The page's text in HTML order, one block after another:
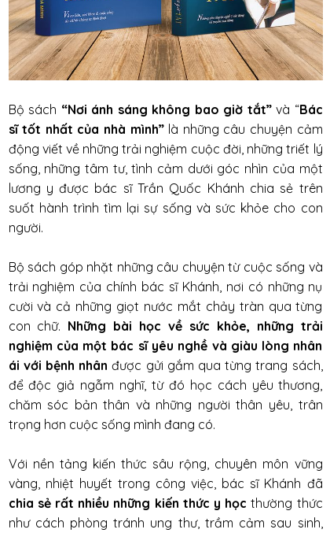
Bộ sách “Nơi ánh sáng không bao giờ tắt”và “Bác
sĩ tốt nhất của nhà mình”là những câu chuyện cảm
động viết về những trải nghiệm cuộc đời, những triết lý
sống, những tâm tư, tình cảm dưới góc nhìn của một
lương y được bác sĩ Trần Quốc Khánh chia sẻ trên
suốt hành trình tìm lại sự sống và sức khỏe cho con
người.
Bộ sách góp nhặt những câu chuyện từ cuộc sống và
trải nghiệm của chính bác sĩ Khánh, nơi có những nụ
cười và cả những giọt nước mắt chảy tràn qua từng
con chữ. Những bài học về sức khỏe, những trải
nghiệm của một bác sĩ yêu nghề và giàu lòng nhân
ái với bệnh nhân được gửi gắm qua từng trang sách,
để độc giả ngẫm nghĩ, từ đó học cách yêu thương,
chăm sóc bản thân và những người thân yêu, trân
trọng hơn cuộc sống mình đang có.
Với nền tảng kiến thức sâu rộng, chuyên môn vững
vàng, nhiệt huyết trong công việc, bác sĩ Khánh đã
chia sẻ rất nhiều những kiến thức y học thường thức
như cách phòng tránh ung thư, trầm cảm sau sinh,